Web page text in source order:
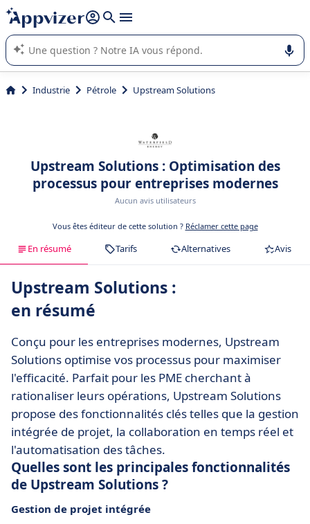
répondre (plusieurs lignes avec
L'IA de Appvizer vous guide dans l'utilisation ou la sélection de
logiciel SaaS en entreprise.
Industrie Pétrole Upstream Solutions
Upstream Solutions : Optimisation des
processus pour entreprises modernes
Aucun avis utilisateurs
Vous êtes éditeur de cette solution ? Réclamer cette page
En résumé Tarifs Alternatives Avis
Upstream Solutions :
en résumé
Conçu pour les entreprises modernes, Upstream
Solutions optimise vos processus pour maximiser
l'efficacité. Parfait pour les PME cherchant à
rationaliser leurs opérations, Upstream Solutions
propose des fonctionnalités clés telles que la gestion
intégrée de projet, la collaboration en temps réel et
l'automatisation des tâches.
Quelles sont les principales fonctionnalités
de Upstream Solutions ?
Gestion de projet intégrée